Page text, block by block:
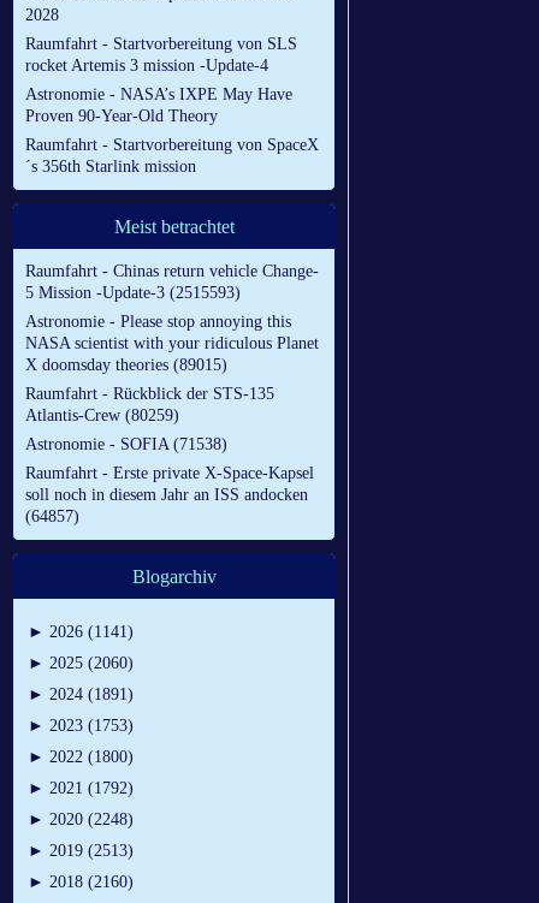
2028
Raumfahrt - Startvorbereitung von SLS
rocket Artemis 3 mission -Update-4
Astronomie - NASA’s IXPE May Have
Proven 90-Year-Old Theory
Raumfahrt - Startvorbereitung von SpaceX
´s 356th Starlink mission
Meist betrachtet
Raumfahrt - Chinas return vehicle Change-
5 Mission -Update-3 (2515593)
Astronomie - Please stop annoying this
NASA scientist with your ridiculous Planet
X doomsday theories (89015)
Raumfahrt - Rückblick der STS-135
Atlantis-Crew (80259)
Astronomie - SOFIA (71538)
Raumfahrt - Erste private X-Space-Kapsel
soll noch in diesem Jahr an ISS andocken
(64857)
Blogarchiv
► 2026 (1141)
► 2025 (2060)
► 2024 (1891)
► 2023 (1753)
► 2022 (1800)
► 2021 (1792)
► 2020 (2248)
► 2019 (2513)
► 2018 (2160)